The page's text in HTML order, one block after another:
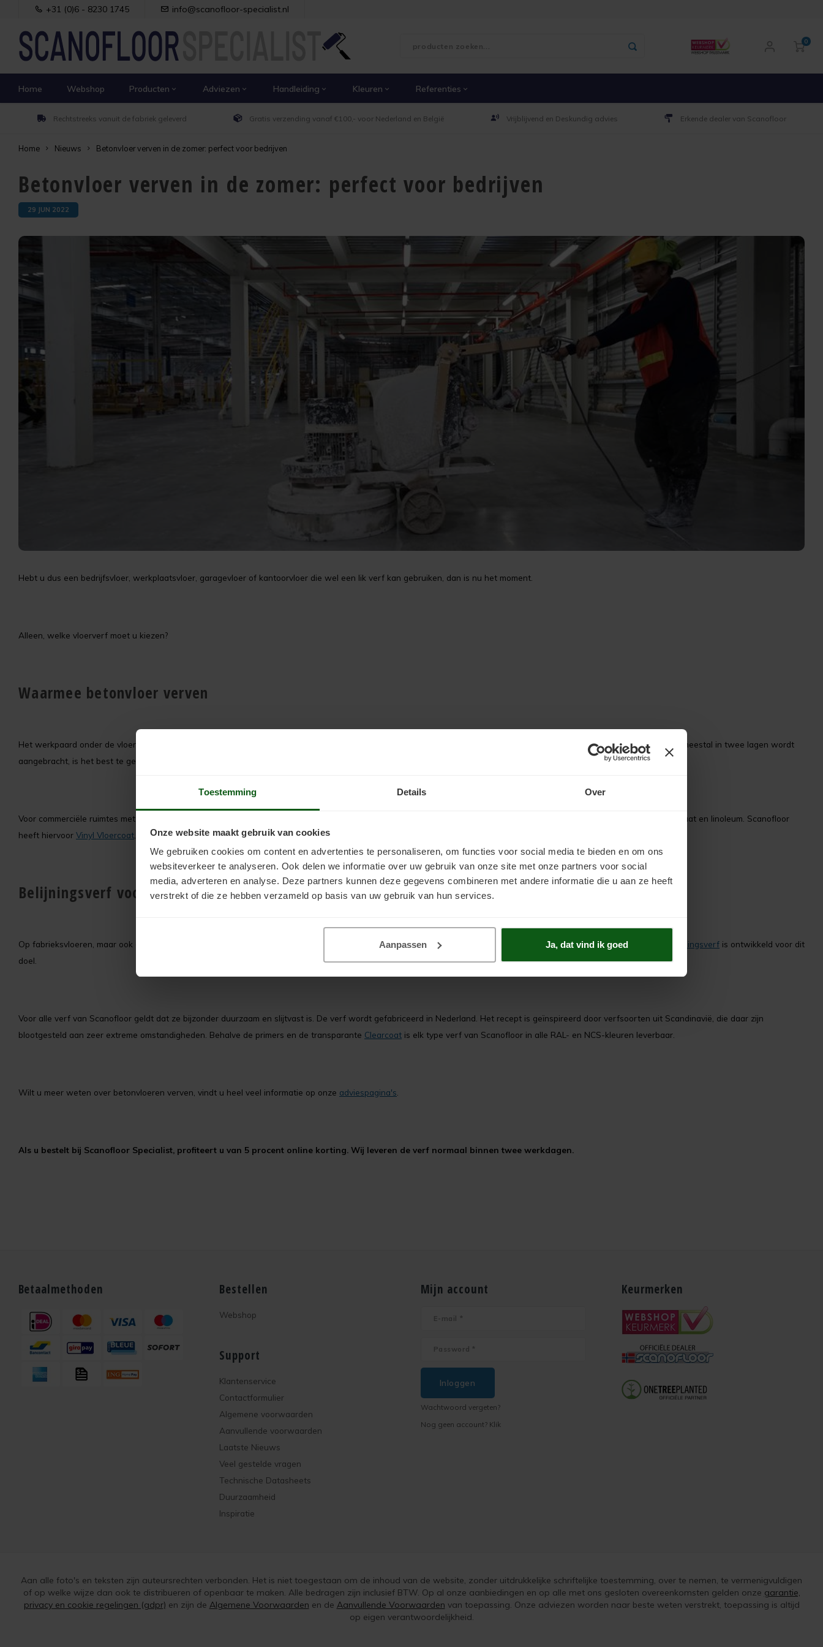
Toestemming Details Over
Onze website maakt gebruik van cookies
We gebruiken cookies om content en advertenties te personaliseren, om functies voor social media te bieden en om ons
websiteverkeer te analyseren. Ook delen we informatie over uw gebruik van onze site met onze partners voor social
media, adverteren en analyse. Deze partners kunnen deze gegevens combineren met andere informatie die u aan ze heeft
verstrekt of die ze hebben verzameld op basis van uw gebruik van hun services.
Aanpassen Ja, dat vind ik goed
+31 (0)6 - 8230 1745 info@scanofloor-specialist.nl
0
Home Webshop Producten Adviezen Handleiding Kleuren Referenties
Rechtstreeks vanuit de fabriek geleverd Gratis verzending vanaf €100,- voor Nederland en België Vrijblijvend en Deskundig advies Erkende dealer van Scanofloor
Home Nieuws Betonvloer verven in de zomer: perfect voor bedrijven
Betonvloer verven in de zomer: perfect voor bedrijven
29 JUN 2022
Hebt u dus een bedrijfsvloer, werkplaatsvloer, garagevloer of kantoorvloer die wel een lik verf kan gebruiken, dan is nu het moment.
Alleen, welke vloerverf moet u kiezen?
Waarmee betonvloer verven
Het werkpaard onder de vloerverf is
. Deze komen we veel in bedrijven tegen, of het nu gaat om fabrieken, autogarages of vliegtuighangars. Pre Dekverf, die meestal in twee lagen wordt
aangebracht, is het best te gebruiken in combinatie met
Voor commerciële ruimtes met vloerverwarming adviseren we
. In winkels en kantoren zien we ook geregeld laminaat en linoleum. Scanofloor
heeft hiervoor Vinyl Vloercoat , een verf die uniek is in zijn soort.
Belijningsverf voor bedrijfsvloeren
Op fabrieksvloeren, maar ook elders is belijning onontbeerlijk. Daarmee kan een deel van de vloer worden afgebakend en een loop- of rijrichting worden aangegeven. Belijningsverf is ontwikkeld voor dit
doel.
Voor alle verf van Scanofloor geldt dat ze bijzonder duurzaam en slijtvast is. De verf wordt gefabriceerd in Nederland. Het recept is geïnspireerd door verfsoorten uit Scandinavië, die daar zijn
blootgesteld aan zeer extreme omstandigheden. Behalve de primers en de transparante Clearcoat is elk type verf van Scanofloor in alle RAL- en NCS-kleuren leverbaar.
Wilt u meer weten over betonvloeren verven, vindt u heel veel informatie op onze adviespagina's
Als u bestelt bij Scanofloor Specialist, profiteert u van 5 procent online korting. Wij leveren de verf normaal binnen twee werkdagen.
Betaalmethoden Bestellen
Webshop
Support
Klantenservice
Contactformulier
Algemene voorwaarden
Aanvullende voorwaarden
Laatste Nieuws
Veel gestelde vragen
Technische Datasheets
Duurzaamheid
Inspiratie
Mijn account
Inloggen
Wachtwoord vergeten?
Nog geen account? Klik
Keurmerken
Aan alle foto's en teksten zijn auteursrechten verbonden. Het is niet toegestaan om de inhoud van de website, zonder uitdrukkelijke schriftelijke toestemming, over te nemen, te vermenigvuldigen
of op welke wijze dan ook te distribueren of openbaar te maken. Alle bedragen zijn inclusief BTW. Op al onze aanbiedingen en op alle met ons gesloten overeenkomsten gelden onze garantie,
privacy en cookie regelingen (gdpr) en zijn de Algemene Voorwaarden en de Aanvullende Voorwaarden van toepassing. Onze adviezen worden naar beste weten verstrekt, toepassing is altijd
op eigen verantwoordelijkheid.